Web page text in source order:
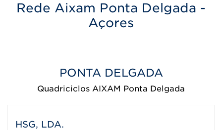
Rede Aixam Ponta Delgada -
Açores
PONTA DELGADA
Quadriciclos AIXAM Ponta Delgada
HSG, LDA.